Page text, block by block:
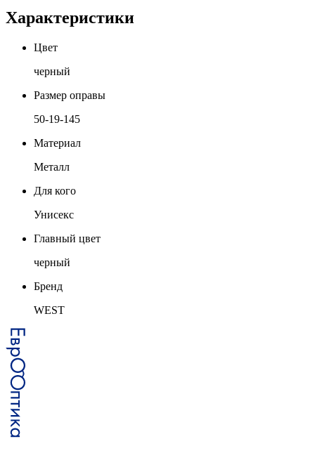
Характеристики
Цвет
черный
Размер оправы
50-19-145
Материал
Металл
Для кого
Унисекс
Главный цвет
черный
Бренд
WEST